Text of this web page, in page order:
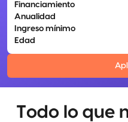
Financiamiento
Anualidad
Ingreso mínimo
Edad
Todo lo que